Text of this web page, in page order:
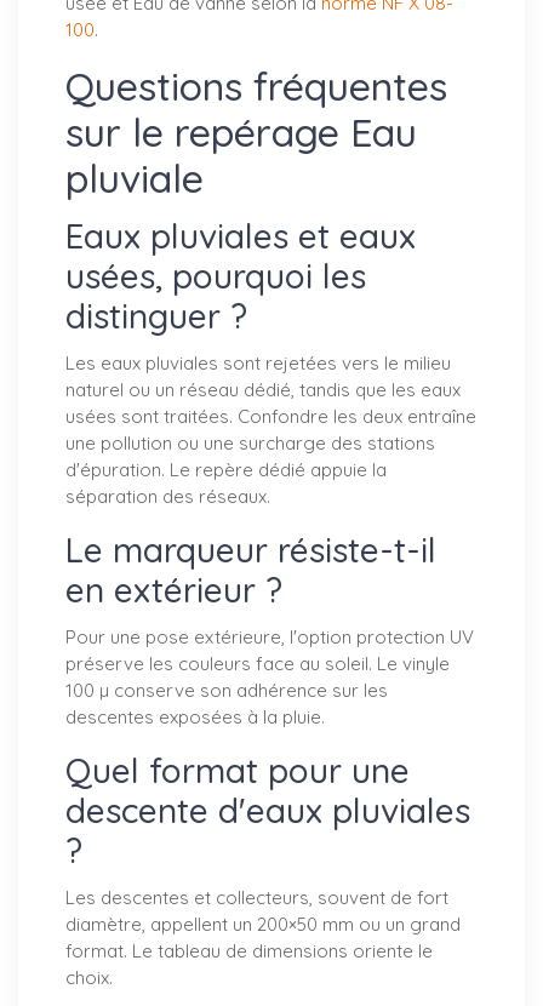
100.
Questions fréquentes
sur le repérage Eau
pluviale
Eaux pluviales et eaux
usées, pourquoi les
distinguer ?
Les eaux pluviales sont rejetées vers le milieu
naturel ou un réseau dédié, tandis que les eaux
usées sont traitées. Confondre les deux entraîne
une pollution ou une surcharge des stations
d'épuration. Le repère dédié appuie la
séparation des réseaux.
Le marqueur résiste-t-il
en extérieur ?
Pour une pose extérieure, l'option protection UV
préserve les couleurs face au soleil. Le vinyle
100 µ conserve son adhérence sur les
descentes exposées à la pluie.
Quel format pour une
descente d'eaux pluviales
?
Les descentes et collecteurs, souvent de fort
diamètre, appellent un 200×50 mm ou un grand
format. Le tableau de dimensions oriente le
choix.